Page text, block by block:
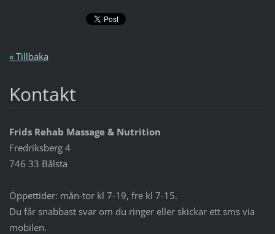
« Tillbaka
Kontakt
Frids Rehab Massage & Nutrition
Fredriksberg 4
746 33 Bålsta
Öppettider: mån-tor kl 7-19, fre kl 7-15.
Du får snabbast svar om du ringer eller skickar ett sms via
mobilen.